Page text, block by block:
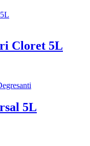
Cloret 5L
5L